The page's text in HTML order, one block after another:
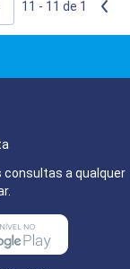
11 - 11 de 1
consultas a qualquer